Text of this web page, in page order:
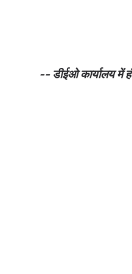
-- डीईओ कार्यालय में